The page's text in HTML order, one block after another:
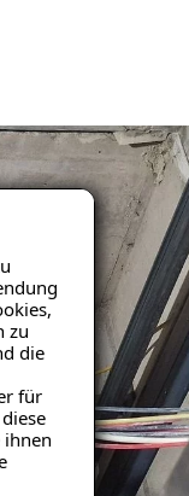
zu
die
für